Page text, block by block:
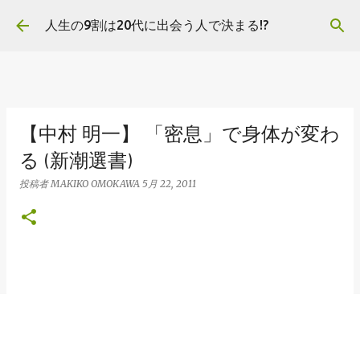
スキップしてメイン コンテンツに移動
人生の9割は20代に出会う人で決まる!?
【中村 明一】 「密息」で身体が変わ
る (新潮選書)
投稿者MAKIKO OMOKAWA 5月 22, 2011